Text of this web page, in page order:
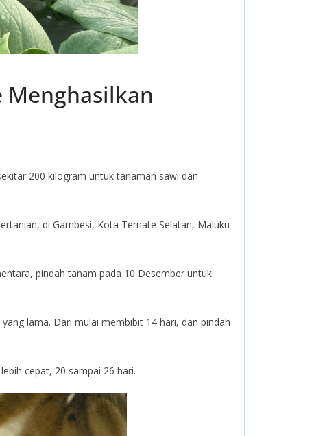
Menghasilkan
200 kilogram untuk tanaman sawi dan
di Gambesi, Kota Ternate Selatan, Maluku
pindah tanam pada 10 Desember untuk
lama. Dari mulai membibit 14 hari, dan pindah
cepat, 20 sampai 26 hari.